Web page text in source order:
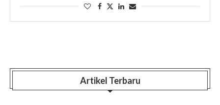
salah seorang pengguna TikTok. Lambat laun, saya
menemukan juga teman-teman dekat …
Artikel Terbaru